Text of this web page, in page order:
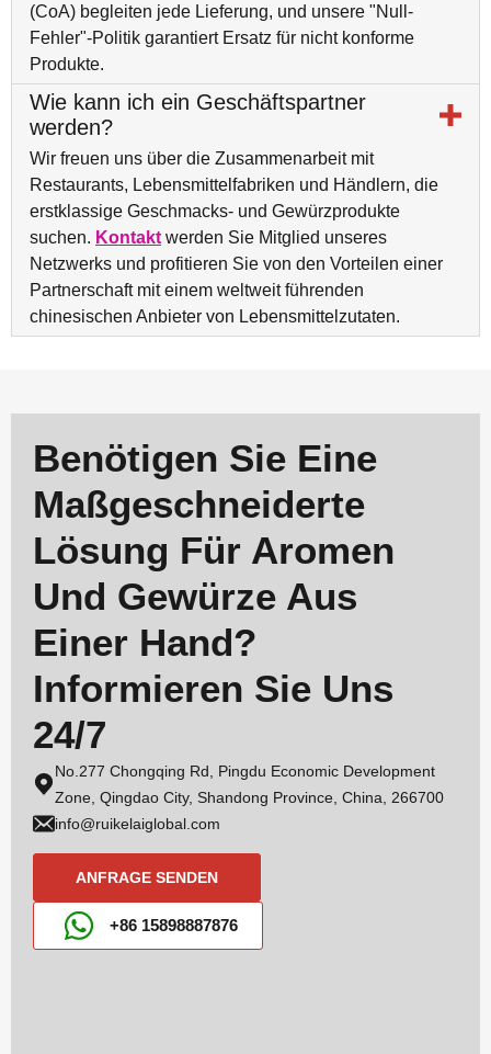
(CoA) begleiten jede Lieferung, und unsere "Null-
Fehler"-Politik garantiert Ersatz für nicht konforme
Produkte.
Wie kann ich ein Geschäftspartner
werden?
Wir freuen uns über die Zusammenarbeit mit
Restaurants, Lebensmittelfabriken und Händlern, die
erstklassige Geschmacks- und Gewürzprodukte
suchen. Kontakt werden Sie Mitglied unseres
Netzwerks und profitieren Sie von den Vorteilen einer
Partnerschaft mit einem weltweit führenden
chinesischen Anbieter von Lebensmittelzutaten.
Benötigen Sie Eine
Maßgeschneiderte
Lösung Für Aromen
Und Gewürze Aus
Einer Hand?
Informieren Sie Uns
24/7
No.277 Chongqing Rd, Pingdu Economic Development
Zone, Qingdao City, Shandong Province, China, 266700
info@ruikelaiglobal.com
ANFRAGE SENDEN
+86 15898887876